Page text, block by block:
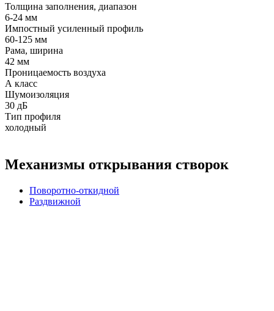
Толщина заполнения, диапазон
6-24 мм
Импостный усиленный профиль
60-125 мм
Рама, ширина
42 мм
Проницаемость воздуха
А класс
Шумоизоляция
30 дБ
Тип профиля
холодный
Механизмы открывания створок
Поворотно-откидной
Раздвижной